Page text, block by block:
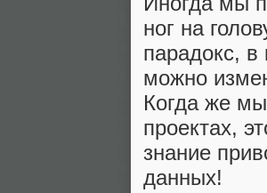
ног на
парадокс, в
можно
Когда же
проектах,
знание
данных!